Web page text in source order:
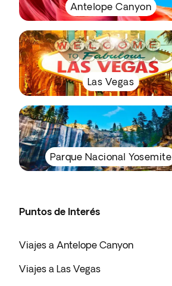
Antelope Canyon
Las Vegas
Parque Nacional Yosemite
Puntos de Interés
Viajes a Antelope Canyon
Viajes a Las Vegas